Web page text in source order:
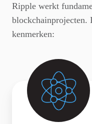
Ripple werkt
kenmerken: